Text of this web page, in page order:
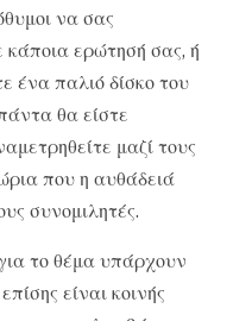
να σας
ερώτησή σας, ή
ένα παλιό δίσκο του
θα είστε
μαζί τους
που η αυθάδειά
συνομιλητές.
το θέμα υπάρχουν
είναι κοινής